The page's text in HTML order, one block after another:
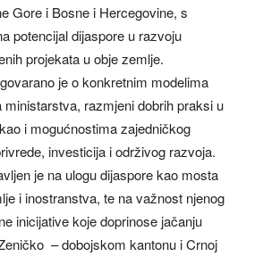
Gore i Bosne i Hercegovine, s
potencijal dijaspore u razvoju
projekata u obje zemlje.
je o konkretnim modelima
razmjeni dobrih praksi u
i mogućnostima zajedničkog
investicija i održivog razvoja.
je na ulogu dijaspore kao mosta
i inostranstva, te na važnost njenog
inicijative koje doprinose jačanju
– dobojskom kantonu i Crnoj